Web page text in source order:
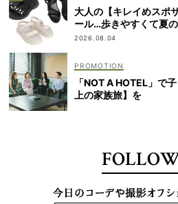
大人の【キレイめスポ
ール…歩きやすくて夏
2026.08.04
「NOT A HOTEL」で
上の家族旅】を